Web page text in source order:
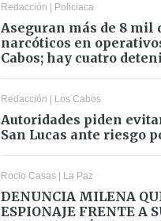
Redacción | Policiaca
Aseguran más de 8 mil
narcóticos en
Cabos; hay cuatro
Redacción | Los Cabos
Autoridades piden
San Lucas ante riesgo
Rocio Casas | La Paz
DENUNCIA MILENA
ESPIONAJE FRENTE A